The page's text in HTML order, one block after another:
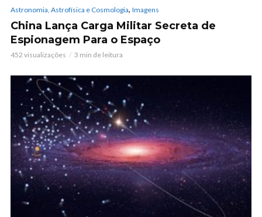
Astronomia, Astrofísica e Cosmologia, Imagens
China Lança Carga Militar Secreta de
Espionagem Para o Espaço
452 visualizações 3 min de leitura